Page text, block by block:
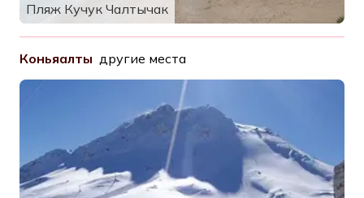
Пляж Кучук Чалтычак
Коньяалты другие места